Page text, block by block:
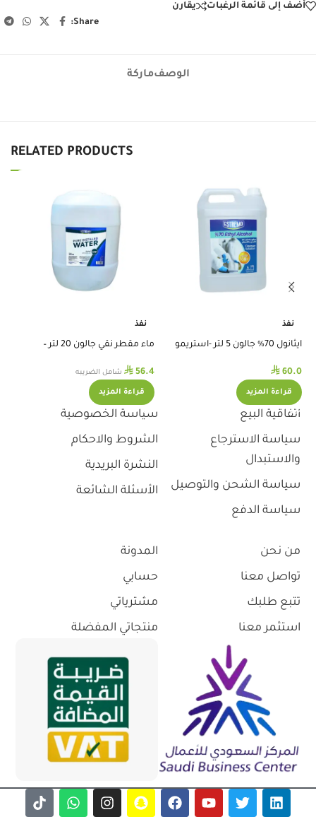
أضف إلى قائمة الرغبات
يقارن
Share:
الوصفماركة
RELATED PRODUCTS
نفذ
ايثانول 70% جالون 5 لتر -استريمو
⃁ 60.0
قراءة المزيد
نفذ
ماء مقطر نقي جالون 20 لتر –
⃁ 56.4 شامل الضريبه
قراءة المزيد
اتفاقية البيع
سياسة الاسترجاع
والاستبدال
سياسة الشحن والتوصيل
سياسة الدفع
سياسة الخصوصية
الشروط والاحكام
النشرة البريدية
الأسئلة الشائعة
من نحن
تواصل معنا
تتبع طلبك
استثمر معنا
المدونة
حسابي
مشترياتي
منتجاتي المفضلة